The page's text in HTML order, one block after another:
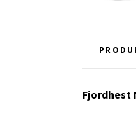
Fjordhest